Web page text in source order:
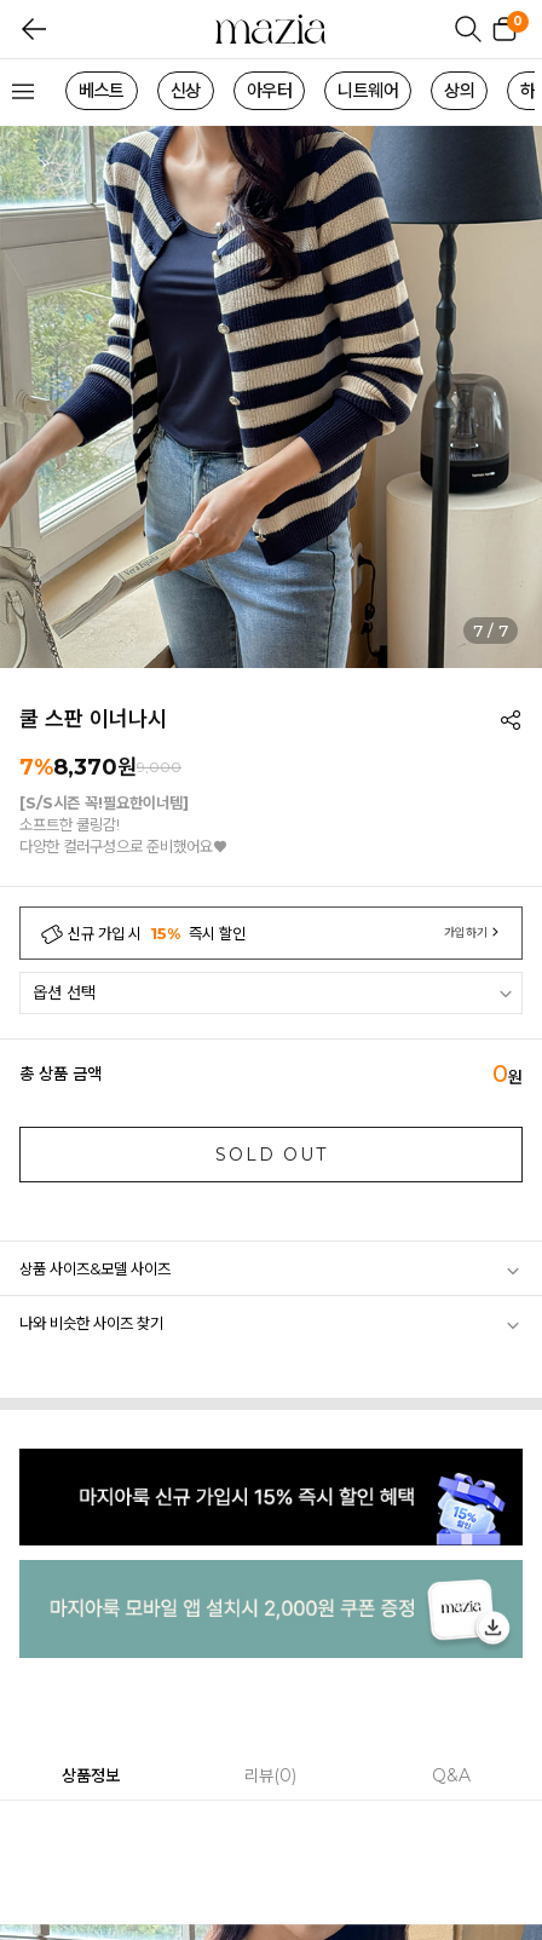
0
베스트 신상 아우터 니트웨어 상의 하
7 / 7
쿨 스판 이너나시
7%8,370원9,000
[S/S시즌 꼭!필요한이너템]
소프트한 쿨링감!
다양한 컬러구성으로 준비했어요♥
신규 가입 시 15% 즉시 할인 가입하기
총 상품 금액 0원
SOLD OUT
상품 사이즈&모델 사이즈
나와 비슷한 사이즈 찾기
상품정보 리뷰 0 Q&A